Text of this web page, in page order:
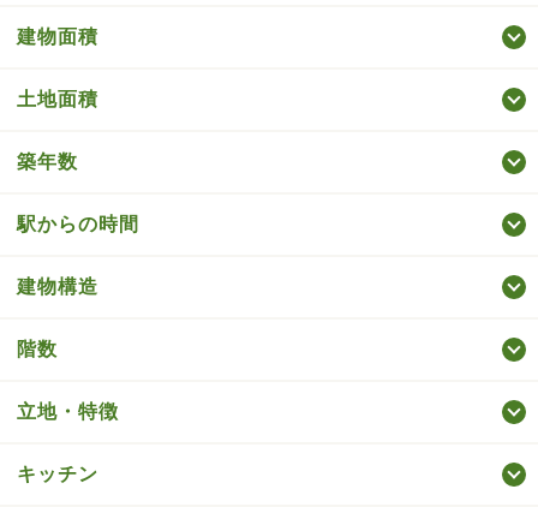
建物面積
土地面積
築年数
駅からの時間
建物構造
階数
立地・特徴
キッチン